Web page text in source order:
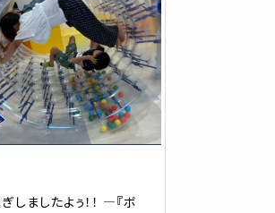
ましたよぅ！！ ―『ボ